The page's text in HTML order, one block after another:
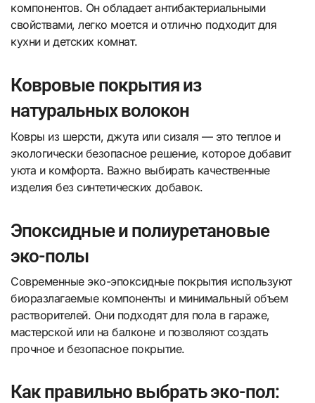
компонентов. Он обладает антибактериальными
свойствами, легко моется и отлично подходит для
кухни и детских комнат.
Ковровые покрытия из
натуральных волокон
Ковры из шерсти, джута или сизаля — это теплое и
экологически безопасное решение, которое добавит
уюта и комфорта. Важно выбирать качественные
изделия без синтетических добавок.
Эпоксидные и полиуретановые
эко-полы
Современные эко-эпоксидные покрытия используют
биоразлагаемые компоненты и минимальный объем
растворителей. Они подходят для пола в гараже,
мастерской или на балконе и позволяют создать
прочное и безопасное покрытие.
Как правильно выбрать эко-пол: